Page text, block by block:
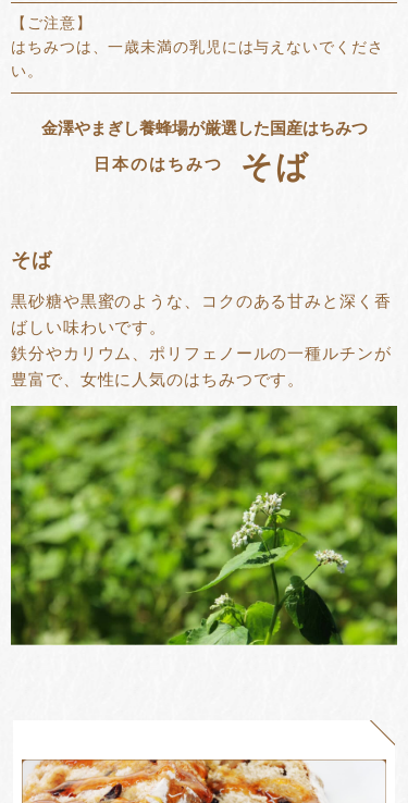
【ご注意】
はちみつは、一歳未満の乳児には与えないでくださ
い。
金澤やまぎし養蜂場が厳選した国産はちみつ
日本のはちみつ そば
そば
黒砂糖や黒蜜のような、コクのある甘みと深く香
ばしい味わいです。
鉄分やカリウム、ポリフェノールの一種ルチンが
豊富で、女性に人気のはちみつです。